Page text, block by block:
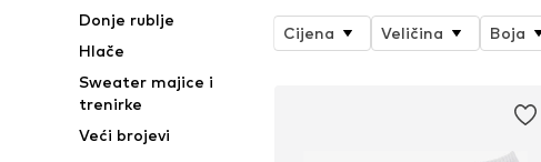
Donje rublje
Hlače
Sweater majice i
trenirke
Veći brojevi
Cijena Veličina Boja